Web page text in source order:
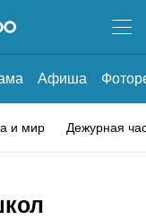
Афиша
и мир Дежурная